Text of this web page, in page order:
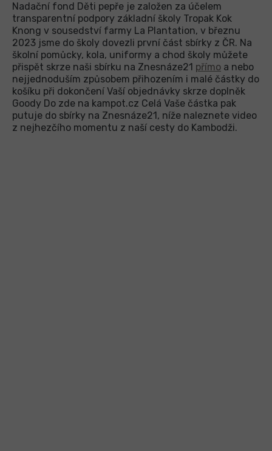
Nadační fond Děti pepře je založen za účelem
transparentní podpory základní školy Tropak Kok
Knong v sousedství farmy La Plantation, v březnu
2023 jsme do školy dovezli první část sbírky z ČR. Na
školní pomůcky, kola, uniformy a chod školy můžete
přispět skrze naši sbírku na Znesnáze21 přímo a nebo
nejjednoduším způsobem přihozením i malé částky do
košíku při dokončení Vaší objednávky skrze doplněk
Goody Do zde na kampot.cz Celá Vaše částka pak
putuje do sbírky na Znesnáze21, níže naleznete video
z nejhezčího momentu z naší cesty do Kambodži.